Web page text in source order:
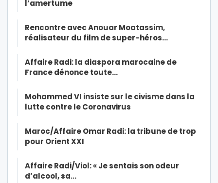
l’amertume
Rencontre avec Anouar Moatassim,
réalisateur du film de super-héros…
Affaire Radi: la diaspora marocaine de
France dénonce toute…
Mohammed VI insiste sur le civisme dans la
lutte contre le Coronavirus
Maroc/Affaire Omar Radi: la tribune de trop
pour Orient XXI
Affaire Radi/Viol: « Je sentais son odeur
d’alcool, sa…